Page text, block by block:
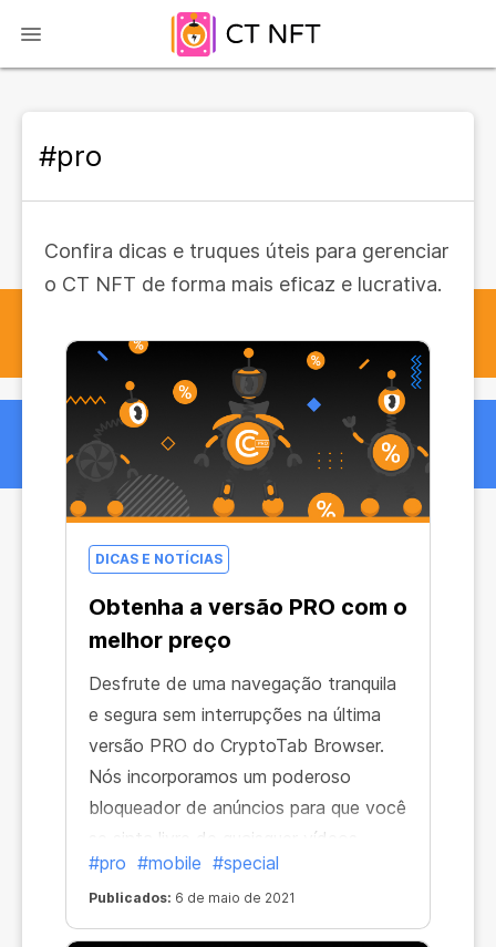
#pro
Confira dicas e truques úteis para gerenciar
o CT NFT de forma mais eficaz e lucrativa.
DICAS E NOTÍCIAS
Obtenha a versão PRO com o
melhor preço
Desfrute de uma navegação tranquila
e segura sem interrupções na última
versão PRO do CryptoTab Browser.
Nós incorporamos um poderoso
bloqueador de anúncios para que você
se sinta livre de quaisquer vídeos
comerciais, pop-ups indesejados e
banners que o incomodam ao longo
do tempo. Aproveite a nossa melhor
#pro #mobile #special
Publicados: 6 de maio de 2021